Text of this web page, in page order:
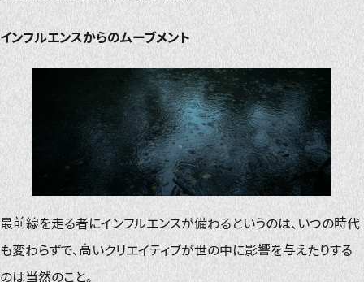
インフルエンスからのムーブメント
最前線を走る者にインフルエンスが備わるというのは、いつの時代
も変わらずで、高いクリエイティブが世の中に影響を与えたりする
のは当然のこと。